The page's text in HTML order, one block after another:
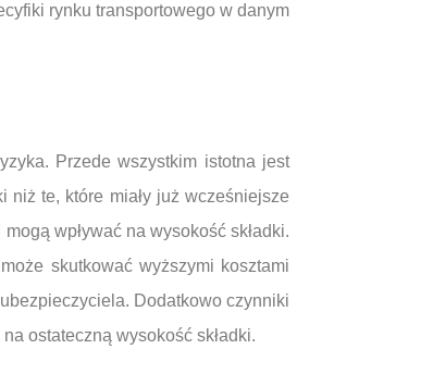
rynku transportowego w danym
Przede wszystkim istotna jest
niż te, które miały już wcześniejsze
wpływać na wysokość składki.
skutkować wyższymi kosztami
Dodatkowo czynniki
ostateczną wysokość składki.